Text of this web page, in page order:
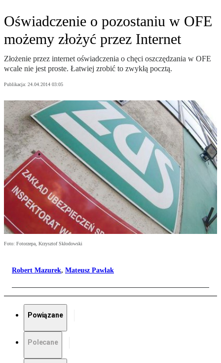
Oświadczenie o pozostaniu w OFE
możemy złożyć przez Internet
Złożenie przez internet oświadczenia o chęci oszczędzania w OFE
wcale nie jest proste. Łatwiej zrobić to zwykłą pocztą.
Publikacja: 24.04.2014 03:05
Foto: Fotorzepa, Krzysztof Skłodowski
Robert Mazurek, Mateusz Pawlak
Powiązane
Polecane